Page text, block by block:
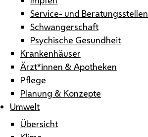
Service- und Beratungsstellen
Schwangerschaft
Psychische Gesundheit
Krankenhäuser
Ärzt*innen & Apotheken
Pflege
Planung & Konzepte
Umwelt
Übersicht